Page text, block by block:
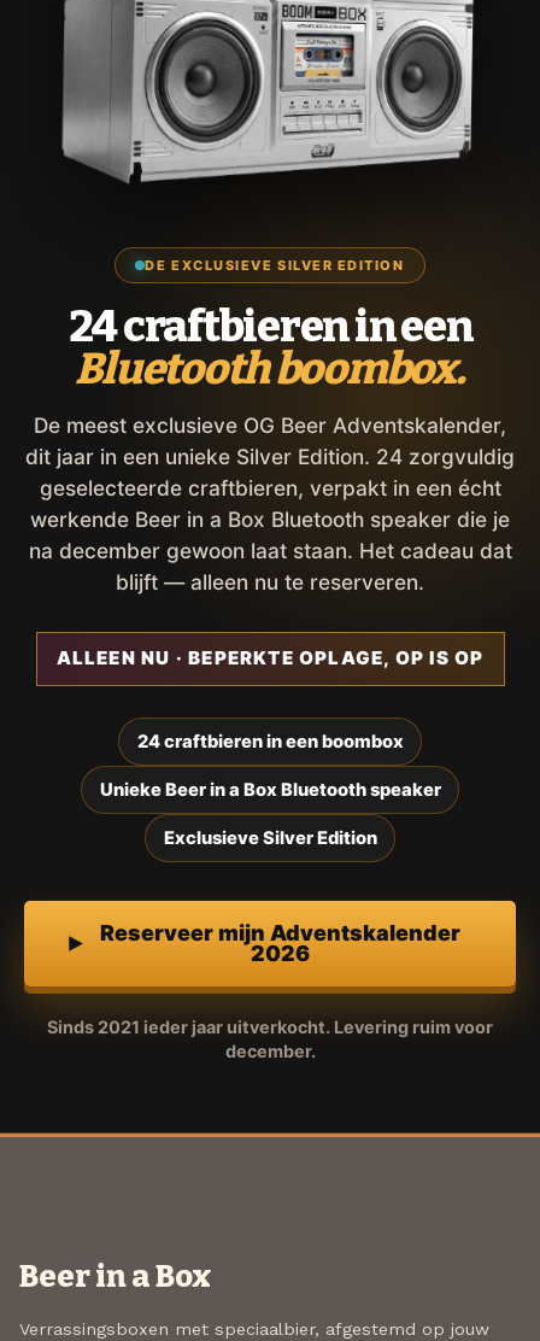
DE EXCLUSIEVE SILVER EDITION
24 craftbieren in een
Bluetooth boombox.
De meest exclusieve OG Beer Adventskalender,
dit jaar in een unieke Silver Edition. 24 zorgvuldig
geselecteerde craftbieren, verpakt in een écht
werkende Beer in a Box Bluetooth speaker die je
na december gewoon laat staan. Het cadeau dat
blijft — alleen nu te reserveren.
ALLEEN NU · BEPERKTE OPLAGE, OP IS OP
24 craftbieren in een boombox
Unieke Beer in a Box Bluetooth speaker
Exclusieve Silver Edition
Reserveer mijn Adventskalender
2026
Sinds 2021 ieder jaar uitverkocht. Levering ruim voor
december.
Beer in a Box
Verrassingsboxen met speciaalbier, afgestemd op jouw